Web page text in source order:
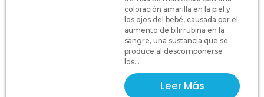
coloración amarilla en la piel y
los ojos del bebé, causada por el
aumento de bilirrubina en la
sangre, una sustancia que se
produce al descomponerse
los...
Leer Más